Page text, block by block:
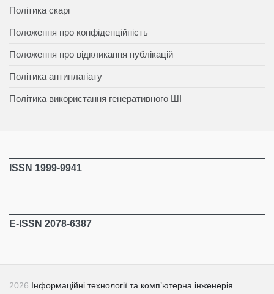
Політика скарг
Положення про конфіденційність
Положення про відкликання публікацій
Політика антиплагіату
Політика використання генеративного ШІ
ISSN 1999-9941
E-ISSN 2078-6387
2026 Інформаційні технології та комп’ютерна інженерія